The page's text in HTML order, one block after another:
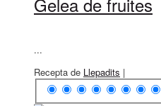
...
Recepta de Llepadits |